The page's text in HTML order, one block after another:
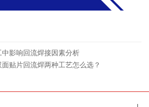
中影响回流焊接因素分析
面贴片回流焊两种工艺怎么选？